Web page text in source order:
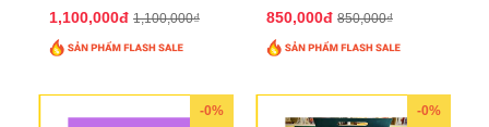
1,100,000đ 1,100,000₫
850,000đ 850,000₫
-0% -0%